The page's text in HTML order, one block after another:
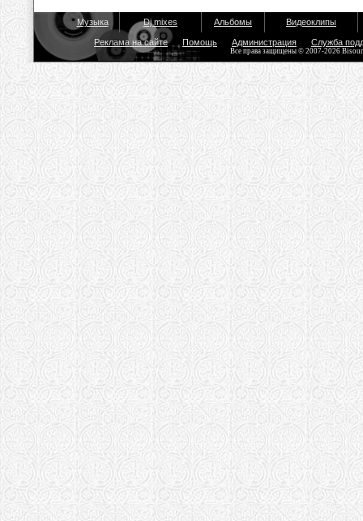
Музыка Dj mixes Альбомы Видеоклипы
Реклама на сайте Помощь Администрация Служба
Все права защищены © 2007-2026